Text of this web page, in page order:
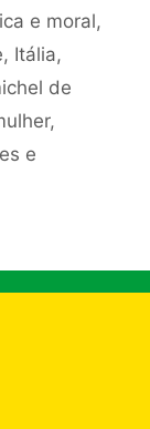
e moral,
, Itália,
de
,
e